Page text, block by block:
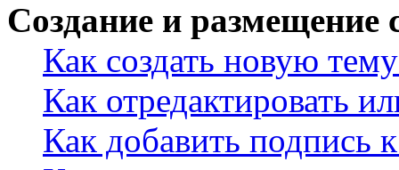
Создание и размещение
Как создать новую
Как отредактировать
Как добавить подпись